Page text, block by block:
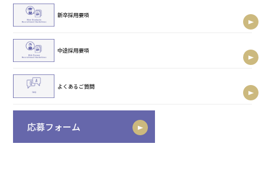
新卒採用要項
中途採用要項
よくあるご質問
応募フォーム